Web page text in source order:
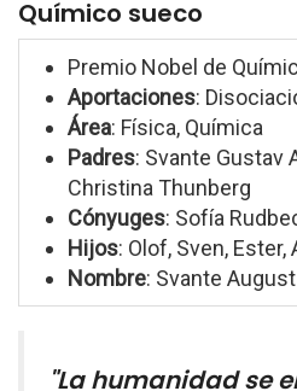
Químico sueco
Premio Nobel de
Aportaciones:
Área: Física, Química
Padres: Svante Gustav
Christina Thunberg
Cónyuges: Sofía
Hijos: Olof, Sven, Ester,
Nombre: Svante
"La humanidad se